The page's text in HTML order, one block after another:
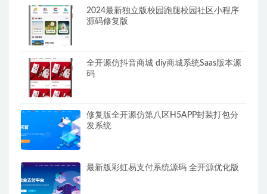
2024最新独立版校园跑腿校园社区小程序
源码修复版
全开源仿抖音商城 diy商城系统Saas版本源
码
修复版全开源仿第八区H5APP封装打包分
发系统
最新版彩虹易支付系统源码 全开源优化版